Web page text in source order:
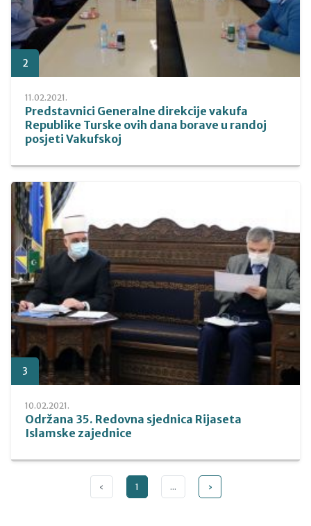
2
11.02.2021.
Predstavnici Generalne direkcije vakufa
Republike Turske ovih dana borave u randoj
posjeti Vakufskoj
3
10.02.2021.
Održana 35. Redovna sjednica Rijaseta
Islamske zajednice
‹ 1 ... ›